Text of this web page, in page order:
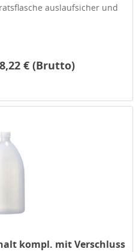
auslaufsicher und
€ (Brutto)
kompl. mit Verschluss